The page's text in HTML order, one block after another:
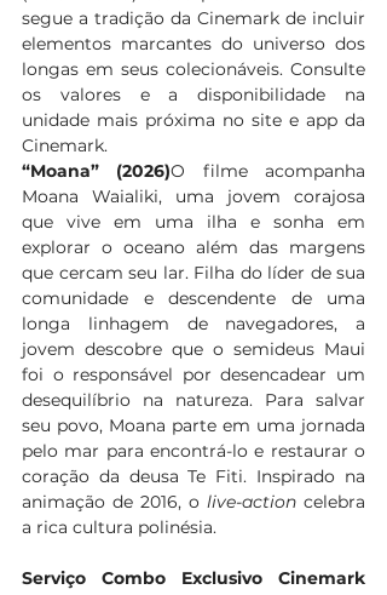
segue a tradição da Cinemark de incluir
elementos marcantes do universo dos
longas em seus colecionáveis. Consulte
os valores e a disponibilidade na
unidade mais próxima no site e app da
Cinemark.
“Moana” (2026)O filme acompanha
Moana Waialiki, uma jovem corajosa
que vive em uma ilha e sonha em
explorar o oceano além das margens
que cercam seu lar. Filha do líder de sua
comunidade e descendente de uma
longa linhagem de navegadores, a
jovem descobre que o semideus Maui
foi o responsável por desencadear um
desequilíbrio na natureza. Para salvar
seu povo, Moana parte em uma jornada
pelo mar para encontrá-lo e restaurar o
coração da deusa Te Fiti. Inspirado na
animação de 2016, o live-action celebra
a rica cultura polinésia.
Serviço Combo Exclusivo Cinemark